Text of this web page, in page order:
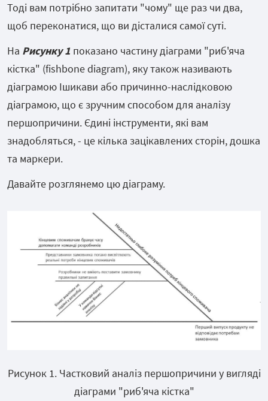
Тоді вам потрібно запитати "чому" ще раз чи два,
щоб переконатися, що ви дісталися самої суті.
На Рисунку 1 показано частину діаграми "риб'яча
кістка" (fishbone diagram), яку також називають
діаграмою Ішикави або причинно-наслідковою
діаграмою, що є зручним способом для аналізу
першопричини. Єдині інструменти, які вам
знадобляться, - це кілька зацікавлених сторін, дошка
та маркери.
Давайте розглянемо цю діаграму.
Рисунок 1. Частковий аналіз першопричини у вигляді
діаграми "риб'яча кістка"